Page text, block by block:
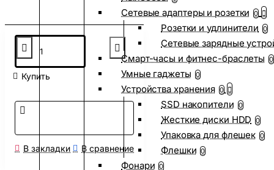
Сетевые адаптеры и розетки 0
Розетки и удлинители 0
Сетевые зарядные
Смарт-часы и фитнес-браслеты 0
Умные гаджеты 0
Устройства хранения 0
SSD накопители 0
Жесткие диски HDD 0
Упаковка для флешек 0
Флешки 0
Фонари 0
Купить
В закладки В сравнение